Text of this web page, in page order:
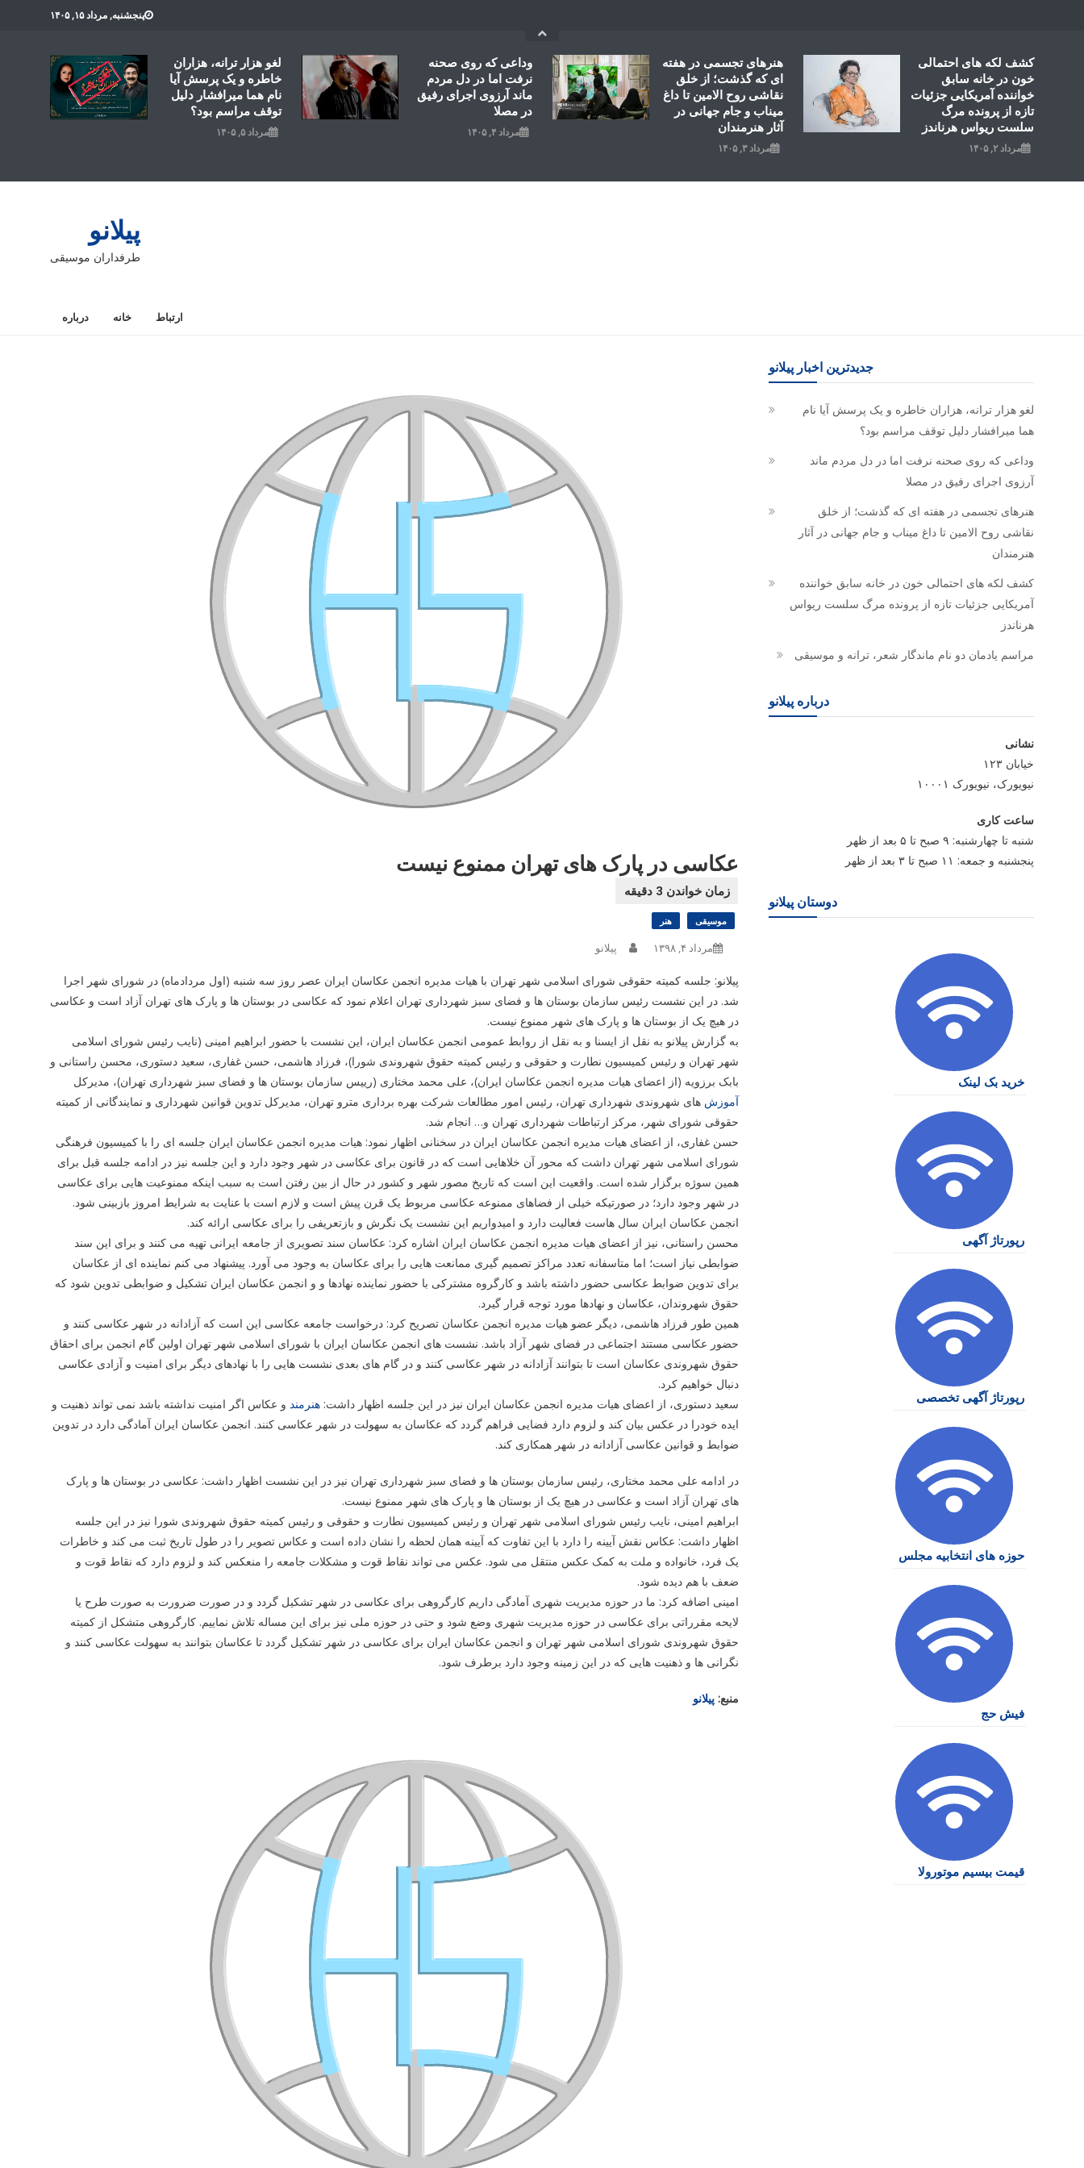
پنجشنبه, مرداد ۱۵, ۱۴۰۵
لغو هزار ترانه، هزاران
خاطره و یک پرسش آیا
نام هما میرافشار دلیل
توقف مراسم بود؟
مرداد ۵, ۱۴۰۵
وداعی که روی صحنه
نرفت اما در دل مردم
ماند آرزوی اجرای رفیق
در مصلا
مرداد ۴, ۱۴۰۵
هنرهای تجسمی در هفته
ای که گذشت؛ از خلق
نقاشی روح الامین تا داغ
میناب و جام جهانی در
آثار هنرمندان
مرداد ۳, ۱۴۰۵
کشف لکه های احتمالی
خون در خانه سابق
خواننده آمریکایی جزئیات
تازه از پرونده مرگ
سلست ریواس هرناندز
مرداد ۲, ۱۴۰۵
پیلانو
طرفداران موسیقی
ارتباط خانه درباره
عکاسی در پارک های تهران ممنوع نیست
موسیقی هنر
مرداد ۴, ۱۳۹۸ پیلانو
پیلانو: جلسه کمیته حقوقی شورای اسلامی شهر تهران با هیات مدیره انجمن عکاسان ایران عصر روز سه شنبه (اول مردادماه) در شورای شهر اجرا
شد. در این نشست رئیس سازمان بوستان ها و فضای سبز شهرداری تهران اعلام نمود که عکاسی در بوستان ها و پارک های تهران آزاد است و عکاسی
در هیچ یک از بوستان ها و پارک های شهر ممنوع نیست.
به گزارش پیلانو به نقل از ایسنا و به نقل از روابط عمومی انجمن عکاسان ایران، این نشست با حضور ابراهیم امینی (نایب رئیس شورای اسلامی
شهر تهران و رئیس کمیسیون نطارت و حقوقی و رئیس کمیته حقوق شهروندی شورا)، فرزاد هاشمی، حسن غفاری، سعید دستوری، محسن راستانی و
بابک برزویه (از اعضای هیات مدیره انجمن عکاسان ایران)، علی محمد مختاری (رییس سازمان بوستان ها و فضای سبز شهرداری تهران)، مدیرکل
آموزش های شهروندی شهرداری تهران، رئیس امور مطالعات شرکت بهره برداری مترو تهران، مدیرکل تدوین قوانین شهرداری و نمایندگانی از کمیته
حقوقی شورای شهر، مرکز ارتباطات شهرداری تهران و… انجام شد.
حسن غفاری، از اعضای هیات مدیره انجمن عکاسان ایران در سخنانی اظهار نمود: هیات مدیره انجمن عکاسان ایران جلسه ای را با کمیسیون فرهنگی
شورای اسلامی شهر تهران داشت که محور آن خلاهایی است که در قانون برای عکاسی در شهر وجود دارد و این جلسه نیز در ادامه جلسه قبل برای
همین سوژه برگزار شده است. واقعیت این است که تاریخ مصور شهر و کشور در حال از بین رفتن است به سبب اینکه ممنوعیت هایی برای عکاسی
در شهر وجود دارد؛ در صورتیکه خیلی از فضاهای ممنوعه عکاسی مربوط یک قرن پیش است و لازم است با عنایت به شرایط امروز بازبینی شود.
انجمن عکاسان ایران سال هاست فعالیت دارد و امیدواریم این نشست یک نگرش و بازتعریفی را برای عکاسی ارائه کند.
محسن راستانی، نیز از اعضای هیات مدیره انجمن عکاسان ایران اشاره کرد: عکاسان سند تصویری از جامعه ایرانی تهیه می کنند و برای این سند
ضوابطی نیاز است؛ اما متاسفانه تعدد مراکز تصمیم گیری ممانعت هایی را برای عکاسان به وجود می آورد. پیشنهاد می کنم نماینده ای از عکاسان
برای تدوین ضوابط عکاسی حضور داشته باشد و کارگروه مشترکی با حضور نماینده نهادها و و انجمن عکاسان ایران تشکیل و ضوابطی تدوین شود که
حقوق شهروندان، عکاسان و نهادها مورد توجه قرار گیرد.
همین طور فرزاد هاشمی، دیگر عضو هیات مدیره انجمن عکاسان تصریح کرد: درخواست جامعه عکاسی این است که آزادانه در شهر عکاسی کنند و
حضور عکاسی مستند اجتماعی در فضای شهر آزاد باشد. نشست های انجمن عکاسان ایران با شورای اسلامی شهر تهران اولین گام انجمن برای احقاق
حقوق شهروندی عکاسان است تا بتوانند آزادانه در شهر عکاسی کنند و در گام های بعدی نشست هایی را با نهادهای دیگر برای امنیت و آزادی عکاسی
دنبال خواهیم کرد.
سعید دستوری، از اعضای هیات مدیره انجمن عکاسان ایران نیز در این جلسه اظهار داشت: هنرمند و عکاس اگر امنیت نداشته باشد نمی تواند ذهنیت و
ایده خودرا در عکس بیان کند و لزوم دارد فضایی فراهم گردد که عکاسان به سهولت در شهر عکاسی کنند. انجمن عکاسان ایران آمادگی دارد در تدوین
ضوابط و قوانین عکاسی آزادانه در شهر همکاری کند.
در ادامه علی محمد مختاری، رئیس سازمان بوستان ها و فضای سبز شهرداری تهران نیز در این نشست اظهار داشت: عکاسی در بوستان ها و پارک
های تهران آزاد است و عکاسی در هیچ یک از بوستان ها و پارک های شهر ممنوع نیست.
ابراهیم امینی، نایب رئیس شورای اسلامی شهر تهران و رئیس کمیسیون نطارت و حقوقی و رئیس کمیته حقوق شهروندی شورا نیز در این جلسه
اظهار داشت: عکاس نقش آیینه را دارد با این تفاوت که آیینه همان لحظه را نشان داده است و عکاس تصویر را در طول تاریخ ثبت می کند و خاطرات
یک فرد، خانواده و ملت به کمک عکس منتقل می شود. عکس می تواند نقاط قوت و مشکلات جامعه را منعکس کند و لزوم دارد که نقاط قوت و
ضعف با هم دیده شود.
امینی اضافه کرد: ما در حوزه مدیریت شهری آمادگی داریم کارگروهی برای عکاسی در شهر تشکیل گردد و در صورت ضرورت به صورت طرح یا
لایحه مقرراتی برای عکاسی در حوزه مدیریت شهری وضع شود و حتی در حوزه ملی نیز برای این مساله تلاش نماییم. کارگروهی متشکل از کمیته
حقوق شهروندی شورای اسلامی شهر تهران و انجمن عکاسان ایران برای عکاسی در شهر تشکیل گردد تا عکاسان بتوانند به سهولت عکاسی کنند و
نگرانی ها و ذهنیت هایی که در این زمینه وجود دارد برطرف شود.
منبع: پیلانو
جدیدترین اخبار پیلانو
لغو هزار ترانه، هزاران خاطره و یک پرسش آیا نام
هما میرافشار دلیل توقف مراسم بود؟
وداعی که روی صحنه نرفت اما در دل مردم ماند
آرزوی اجرای رفیق در مصلا
هنرهای تجسمی در هفته ای که گذشت؛ از خلق
نقاشی روح الامین تا داغ میناب و جام جهانی در آثار
هنرمندان
کشف لکه های احتمالی خون در خانه سابق خواننده
آمریکایی جزئیات تازه از پرونده مرگ سلست ریواس
هرناندز
مراسم یادمان دو نام ماندگار شعر، ترانه و موسیقی
درباره پیلانو
نشانی
خیابان ۱۲۳
نیویورک، نیویورک ۱۰۰۰۱
ساعت کاری
شنبه تا چهارشنبه: ۹ صبح تا ۵ بعد از ظهر
پنجشنبه و جمعه: ۱۱ صبح تا ۳ بعد از ظهر
دوستان پیلانو
خرید بک لینک
رپورتاژ آگهی
رپورتاژ آگهی تخصصی
حوزه های انتخابیه مجلس
فیش حج
قیمت بیسیم موتورولا